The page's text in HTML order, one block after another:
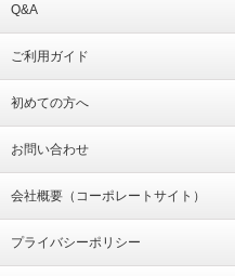
Q&A
ご利用ガイド
初めての方へ
お問い合わせ
会社概要（コーポレートサイト）
プライバシーポリシー